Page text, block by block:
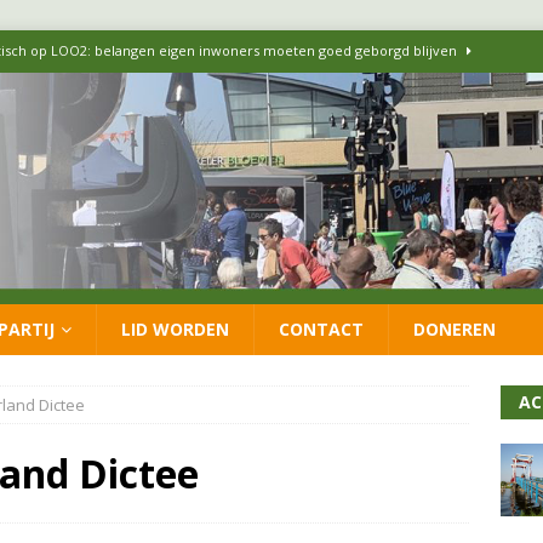
op LOO2: belangen eigen inwoners moeten goed geborgd blijven
oproep van lokale partijen uit heel Nederland: schaf het
formatie: vacature voor onafhankelijke wethouder Sociaal Domein
presenteren coalitieakkoord: ‘Groeien met behoud van karakter’
LID WORDEN CONTACT DONEREN
Dictee
Dictee